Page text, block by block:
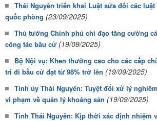
Thái Nguyên triển khai Luật sửa đổi các
quốc phòng (23/09/2025)
Thủ tướng Chính phủ chỉ đạo tăng cường
công tác bầu cử (19/09/2025)
Bộ Nội vụ: Khen thưởng cao cho các cấp
tri đi bầu cử đạt từ 98% trở lên (19/09/2025)
Tỉnh ủy Thái Nguyên: Tuyệt đối xử lý
vi phạm về quản lý khoáng sản (19/09/2025)
Tỉnh Thái Nguyên: Kịp thời xác định nhiệm